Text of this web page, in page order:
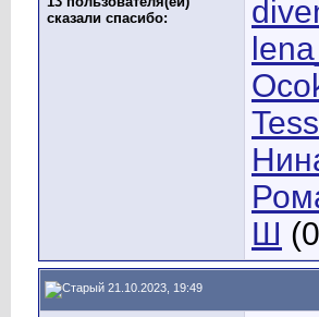
сказали cпасибо:
Tess
Ш
21.10.2023, 19:49